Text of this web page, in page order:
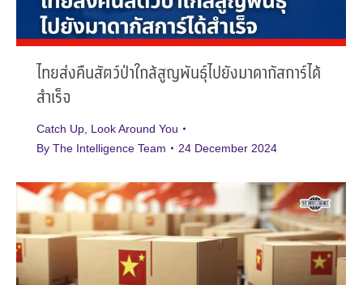
ไทยส่งคืนสัตว์ป่าใกล้สูญพันธุ์ไปยังมาดากัสการ์ได้
สำเร็จ
Catch Up Look Around You
By The Intelligence Team 24 December 2024